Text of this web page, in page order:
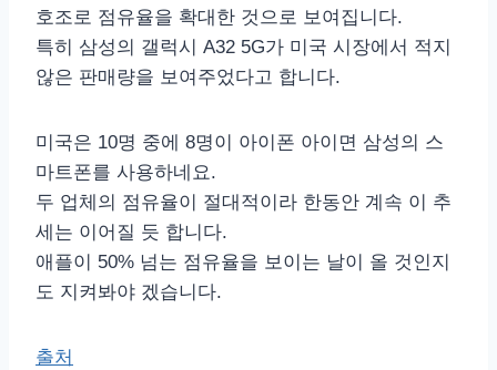
호조로 점유율을 확대한 것으로 보여집니다.
특히 삼성의 갤럭시 A32 5G가 미국 시장에서 적지
않은 판매량을 보여주었다고 합니다.
미국은 10명 중에 8명이 아이폰 아이면 삼성의 스
마트폰를 사용하네요.
두 업체의 점유율이 절대적이라 한동안 계속 이 추
세는 이어질 듯 합니다.
애플이 50% 넘는 점유율을 보이는 날이 올 것인지
도 지켜봐야 겠습니다.
출처